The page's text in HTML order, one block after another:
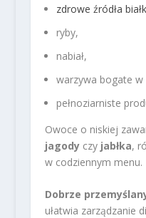
zdrowe źródła
ryby,
nabiał,
warzywa bogate w
pełnoziarniste
Owoce o niskiej
jagodyczy jabłka,
w codziennym menu.
Dobrze
ułatwia zarządzanie